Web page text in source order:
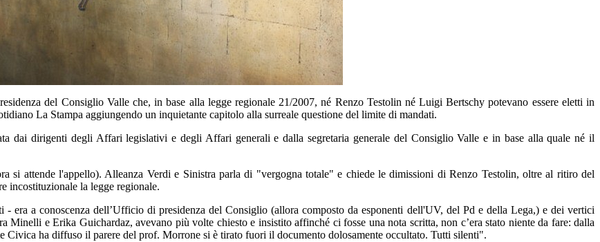
del Consiglio Valle che, in base alla legge regionale 21/2007, né Renzo Testolin né Luigi Bertschy potevano essere eletti in
La Stampa aggiungendo un inquietante capitolo alla surreale questione del limite di mandati.
dai dirigenti degli Affari legislativi e degli Affari generali e dalla segretaria generale del Consiglio Valle e in base alla quale né il
si attende l'appello). Alleanza Verdi e Sinistra parla di "vergogna totale" e chiede le dimissioni di Renzo Testolin, oltre al ritiro del
incostituzionale la legge regionale.
era a conoscenza dell’Ufficio di presidenza del Consiglio (allora composto da esponenti dell'UV, del Pd e della Lega,) e dei vertici
e Erika Guichardaz, avevano più volte chiesto e insistito affinché ci fosse una nota scritta, non c’era stato niente da fare: dalla
Civica ha diffuso il parere del prof. Morrone si è tirato fuori il documento dolosamente occultato. Tutti silenti".